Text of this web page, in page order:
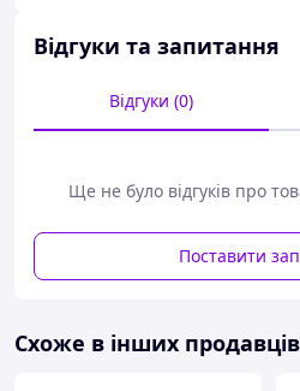
Перед відправкою ми надійно
щільний картон, щоб
Дивіться тут всі наявні марки
- Пром-оплата,
- Післяплата Нової Пошти;
- На картку банка;
- На розрахунковий рахунок
- Кредитною карткою Visa/
- Укрпошта.
Відгуки та запитання
Відгуки (0)
Ще не було відгуків про
Поставити
Схоже в інших продавців